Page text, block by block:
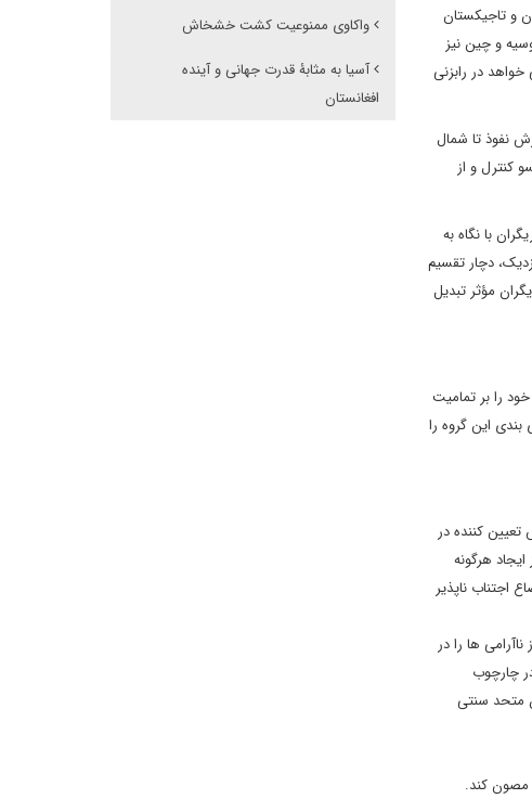
و تاجیکستان
و چین نیز
در رابزنی
نفوذ تا شمال
کنترل و از
با نگاه به
دچار تقسیم
مؤثر تبدیل
را بر تمامیت
این گروه را
کننده در
هرگونه
اجتناب ناپذیر
ها را در
چارچوب
متحد سنتی
مصون کند.
واکاوی ممنوعیت کشت خشخاش
آسیا به مثابۀ قدرت جهانی و آینده
افغانستان